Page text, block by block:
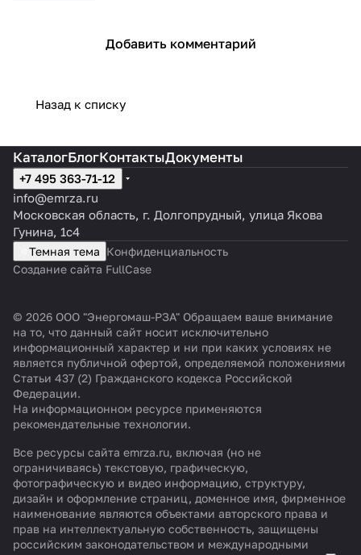
Добавить комментарий
Назад к списку
КаталогБлогКонтактыДокументы
+7 495 363-71-12
info@emrza.ru
Московская область, г. Долгопрудный, улица Якова
Гунина, 1с4
Темная тема Конфиденциальность
Создание сайта FullCase
© 2026 ООО "Энергомаш-РЗА" Обращаем ваше внимание
на то, что данный сайт носит исключительно
информационный характер и ни при каких условиях не
является публичной офертой, определяемой положениями
Статьи 437 (2) Гражданского кодекса Российской
Федерации.
На информационном ресурсе применяются
рекомендательные технологии.
Все ресурсы сайта emrza.ru, включая (но не
ограничиваясь) текстовую, графическую,
фотографическую и видео информацию, структуру,
дизайн и оформление страниц, доменное имя, фирменное
наименование являются объектами авторского права и
прав на интеллектуальную собственность, защищены
российским законодательством и международными